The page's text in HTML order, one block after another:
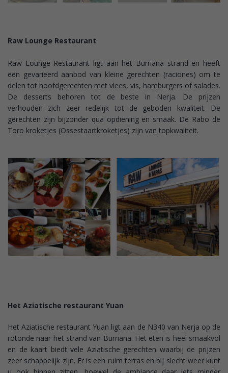
Raw Lounge Restaurant
Raw Lounge Restaurant ligt aan het Burriana strand en heeft
een gevarieerd aanbod van kleine gerechten (raciones) om te
delen tot hoofdgerechten met vlees, vis, hamburgers of salades.
De desserts behoren tot de beste in Nerja. De prijzen
verhouden zich zeer redelijk tot de geboden kwaliteit. De
gerechten zijn bijzonder qua opdiening en smaak. De Rabo de
Toro kroketjes (Ossestaartkroketjes) zijn van topkwaliteit.
Het Aziatische restaurant Yuan
Het Aziatische restaurant Yuan ligt aan de N340 van Nerja op de
rotonde naar het strand van Burriana. Het eten is heel smaakvol
en de kaart biedt vele Aziatische gerechten waarbij de prijzen
zeer schappelijk zijn. Er is een ruim terras en bij slecht weer kunt